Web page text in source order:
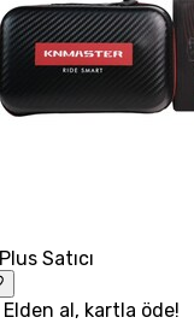
Plus Satıcı
Elden al, kartla öde!